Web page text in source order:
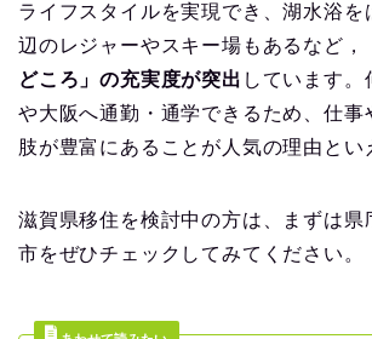
ライフスタイルを実現でき、湖水浴を
辺のレジャーやスキー場もあるなど，
どころ」の充実度が突出 しています。
や大阪へ通勤・通学できるため、仕事
肢が豊富にあることが人気の理由とい
滋賀県移住を検討中の方は、まずは県
市をぜひチェックしてみてください。